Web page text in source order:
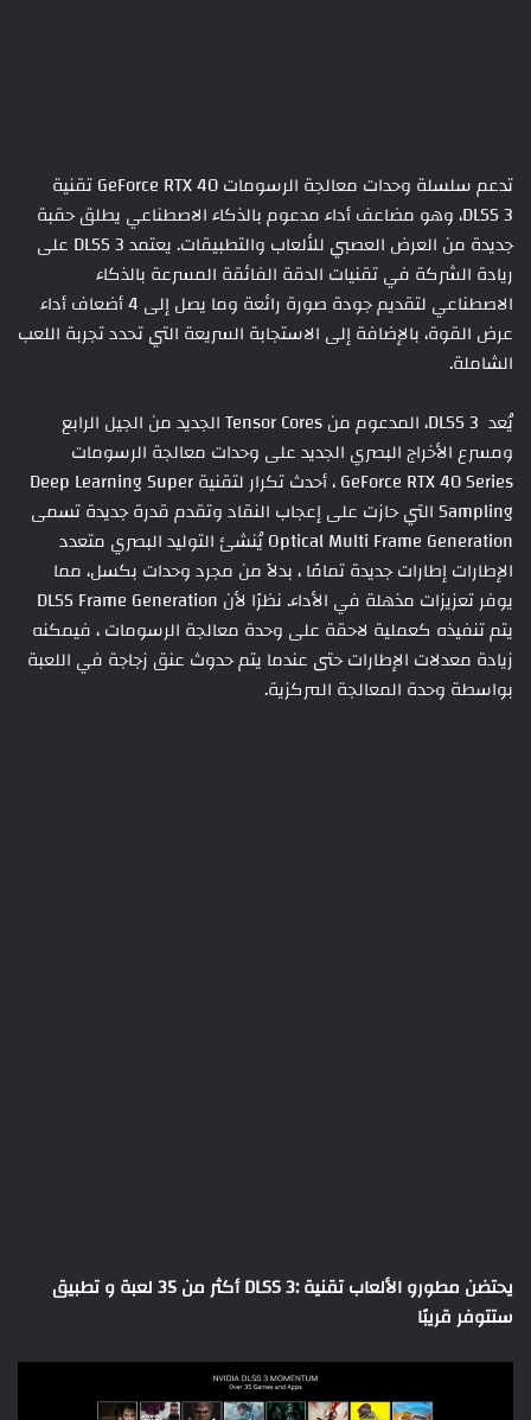
تدعم سلسلة وحدات معالجة الرسومات GeForce RTX 40 تقنية
DLSS 3، وهو مضاعف أداء مدعوم بالذكاء الاصطناعي يطلق حقبة
جديدة من العرض العصبي للألعاب والتطبيقات. يعتمد DLSS 3 على
ريادة الشركة في تقنيات الدقة الفائقة المسرعة بالذكاء
الاصطناعي لتقديم جودة صورة رائعة وما يصل إلى 4 أضعاف أداء
عرض القوة، بالإضافة إلى الاستجابة السريعة التي تحدد تجربة اللعب
الشاملة.
يُعد DLSS 3، المدعوم من Tensor Cores الجديد من الجيل الرابع
ومسرع الأخراج البصري الجديد على وحدات معالجة الرسومات
GeForce RTX 40 Series ، أحدث تكرار لتقنية Deep Learning Super
Sampling التي حازت على إعجاب النقاد وتقدم قدرة جديدة تسمى
Optical Multi Frame Generation يُنشئ التوليد البصري متعدد
الإطارات إطارات جديدة تمامًا ، بدلاً من مجرد وحدات بكسل، مما
يوفر تعزيزات مذهلة في الأداء. نظرًا لأن DLSS Frame Generation
يتم تنفيذه كعملية لاحقة على وحدة معالجة الرسومات ، فيمكنه
زيادة معدلات الإطارات حتى عندما يتم حدوث عنق زجاجة في اللعبة
بواسطة وحدة المعالجة المركزية.
يحتضن مطورو الألعاب تقنية :DLSS 3 أكثر من 35 لعبة و تطبيق
ستتوفر قريبًا